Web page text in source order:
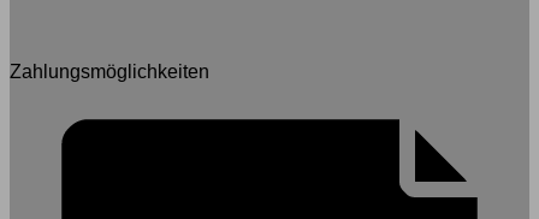
Zahlungsmöglichkeiten